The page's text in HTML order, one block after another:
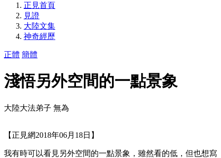
正見首頁
見證
大陸文集
神奇經歷
正體 簡體
淺悟另外空間的一點景象
大陸大法弟子 無為
【正見網2018年06月18日】
我有時可以看見另外空間的一點景象，雖然看的低，但也想寫